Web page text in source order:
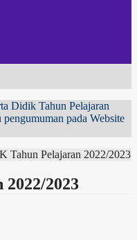
Didik Tahun Pelajaran
pada Website
Tahun Pelajaran 2022/2023
2023